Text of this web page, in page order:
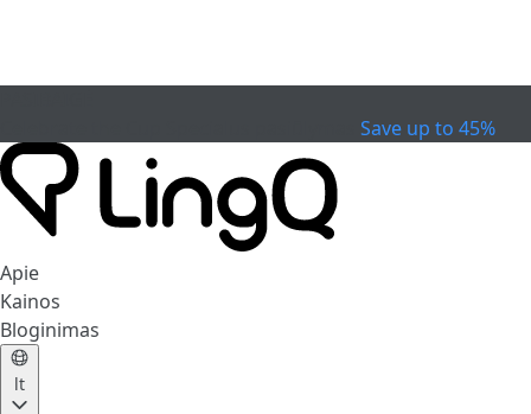
Save up to 45%
Apie
Kainos
Bloginimas
lt